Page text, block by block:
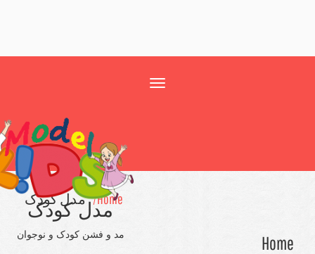
مدل کودک
مد و فشن کودک و نوجوان
مدل کودک